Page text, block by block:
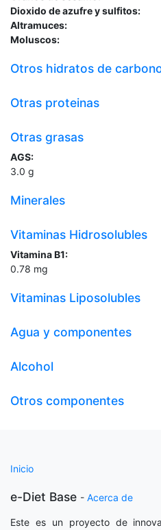
Dioxido de azufre y sulfitos:
Altramuces:
Moluscos:
Otros hidratos de
Otras proteinas
Otras grasas
AGS:
3.0 g
Minerales
Vitaminas Hidrosolubles
Vitamina B1:
0.78 mg
Vitaminas Liposolubles
Agua y componentes
Alcohol
Otros componentes
Inicio
e-Diet Base - Acerca de
Este es un proyecto de